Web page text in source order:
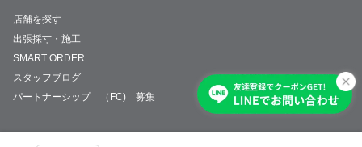
店舗を探す
出張採寸・施工
SMART ORDER
スタッフブログ
パートナーシップ （FC) 募集